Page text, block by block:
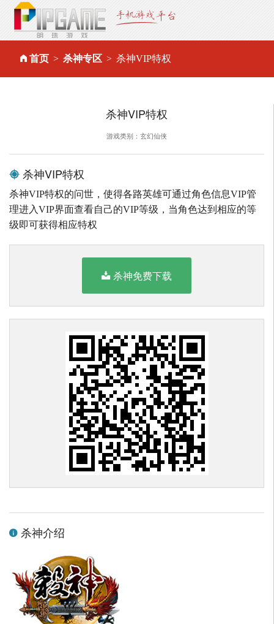
首页 杀神专区 杀神VIP特权
杀神VIP特权
游戏类别：玄幻仙侠
杀神VIP特权
杀神VIP特权的问世，使得各路英雄可通过角色信息VIP管
理进入VIP界面查看自己的VIP等级，当角色达到相应的等
级即可获得相应特权
杀神免费下载
杀神介绍